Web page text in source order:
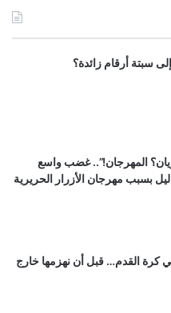
سبتة أرقام زائدة؟
المهرجان!”.. غضب واسع
بسبب مهرجان الأزرار الحريرية
كرة القدم… قبل أن نهزمها خارج